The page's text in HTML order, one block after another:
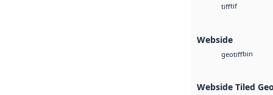
tifftif
Webside
geotiffbin
Webside Tiled